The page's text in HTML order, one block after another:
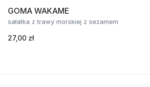
GOMA WAKAME
sałatka z trawy morskiej z sezamem
27,00 zł